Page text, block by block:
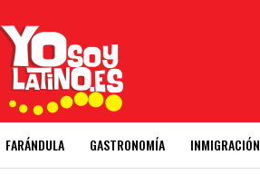
FARÁNDULA GASTRONOMÍA INMIGRACIÓN